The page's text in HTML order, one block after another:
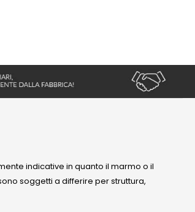
indicative in quanto il marmo o il
soggetti a differire per struttura,